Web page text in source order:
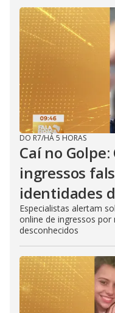
DO R7/HÁ 5 HORAS
Caí no
ingressos
identidades
Especialistas alertam
online de ingressos
desconhecidos